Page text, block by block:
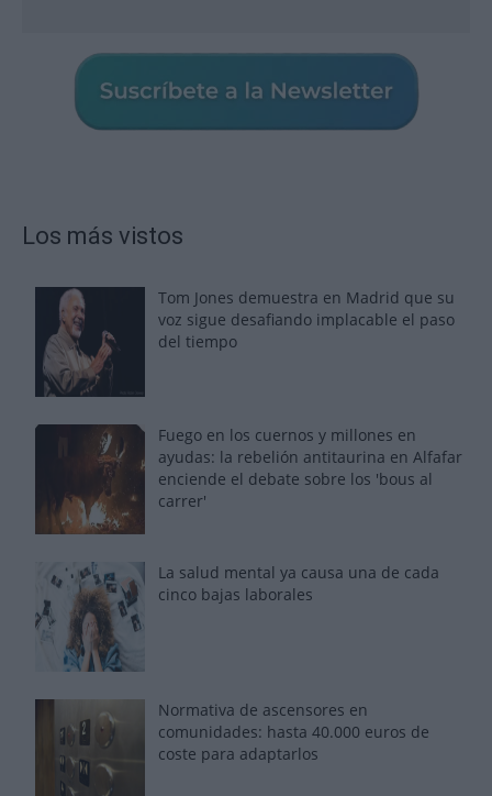
Los más vistos
Tom Jones demuestra en Madrid que su
voz sigue desafiando implacable el paso
del tiempo
Fuego en los cuernos y millones en
ayudas: la rebelión antitaurina en Alfafar
enciende el debate sobre los 'bous al
carrer'
La salud mental ya causa una de cada
cinco bajas laborales
Normativa de ascensores en
comunidades: hasta 40.000 euros de
coste para adaptarlos